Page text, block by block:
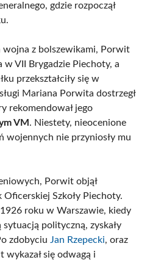
gdzie rozpoczął
z bolszewikami, Porwit
w VII Brygadzie Piechoty, a
przekształciły się w
Mariana Porwita dostrzegł
rekomendował jego
VM . Niestety, nieocenione
wojennych nie przyniosły mu
Porwit objął
Szkoły Piechoty.
roku w Warszawie, kiedy
sytuacją polityczną, zyskały
zdobyciu Jan Rzepecki, oraz
wykazał się odwagą i